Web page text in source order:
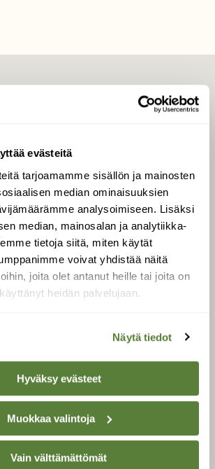
evästeitä
tarjoamamme sisällön ja mainosten
median ominaisuuksien
analysoimiseen. Lisäksi
median, mainosalan ja analytiikka-
tietoja siitä, miten käytät
voivat yhdistää näitä
joita olet antanut heille tai joita on
heidän palvelujaan.
Näytä tiedot
Hyväksy evästeet
Muokkaa valintoja
Vain välttämättömät
Tilaa digilukuoikeus
Äänestä parasta juttua
Tilaa uutiskirje
SUOMEN LUONNON­
SUOJELU­LIITTO
Suomen Luonto -lehden
luonnonsuojelu­liitto.